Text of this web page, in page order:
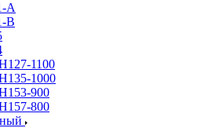
А
В
1100
1000
900
800